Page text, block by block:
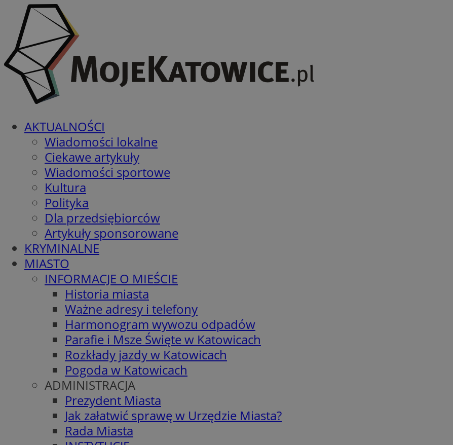
AKTUALNOŚCI
Wiadomości lokalne
Ciekawe artykuły
Wiadomości sportowe
Kultura
Polityka
Dla przedsiębiorców
Artykuły sponsorowane
KRYMINALNE
MIASTO
INFORMACJE O MIEŚCIE
Historia miasta
Ważne adresy i telefony
Harmonogram wywozu odpadów
Parafie i Msze Święte w Katowicach
Rozkłady jazdy w Katowicach
Pogoda w Katowicach
ADMINISTRACJA
Prezydent Miasta
Jak załatwić sprawę w Urzędzie Miasta?
Rada Miasta